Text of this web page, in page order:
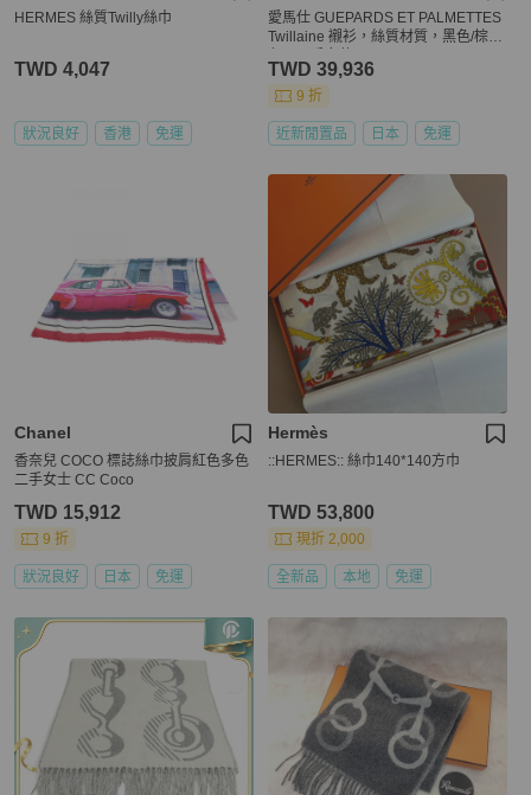
HERMES 絲質Twilly絲巾
TWD 4,047
狀況良好 香港 免運
愛馬仕 GUEPARDS ET PALMETTES
Twillaine 襯衫，絲質材質，黑色/棕
TWD 39,936
9 折
近新閒置品 日本 免運
Chanel
香奈兒 COCO 標誌絲巾披肩紅色多色
二手女士 CC Coco
TWD 15,912
9 折
狀況良好 日本 免運
Hermès
::HERMES:: 絲巾140*140方巾
TWD 53,800
現折 2,000
全新品 本地 免運